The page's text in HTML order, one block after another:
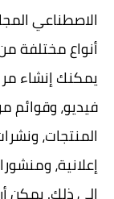
أنواع مختلفة
يمكنك إنشاء
فيديو، وقوائم
المنتجات،
إعلانية،
إلى ذلك. يمكن